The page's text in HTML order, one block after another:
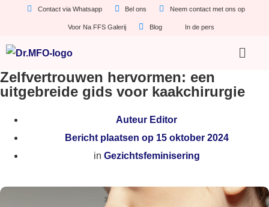
Contact via Whatsapp Bel ons Neem contact met ons op
Voor Na FFS Galerij Blog In de pers
Zelfvertrouwen hervormen: een
uitgebreide gids voor kaakchirurgie
Auteur Editor
Bericht plaatsen op 15 oktober 2024
in Gezichtsfeminisering